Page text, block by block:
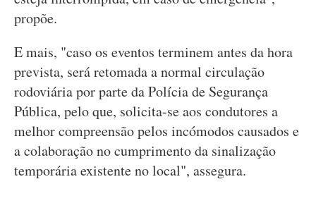
propõe.
E mais, "caso os eventos terminem antes da hora
prevista, será retomada a normal circulação
rodoviária por parte da Polícia de Segurança
Pública, pelo que, solicita-se aos condutores a
melhor compreensão pelos incómodos causados e
a colaboração no cumprimento da sinalização
temporária existente no local", assegura.